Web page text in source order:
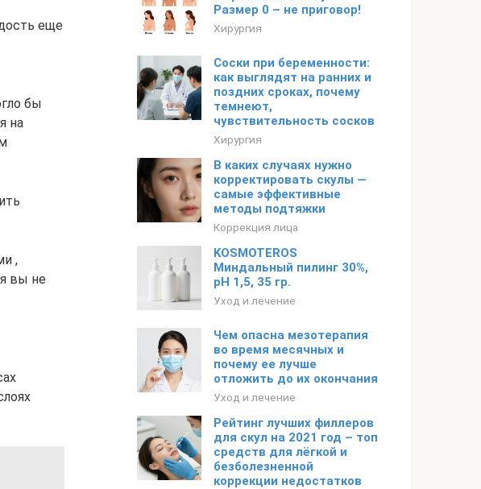
еще
бы
на
,
вы не
Размер 0 – не приговор!
Хирургия
Соски при беременности:
как выглядят на ранних и
поздних сроках, почему
темнеют,
чувствительность сосков
Хирургия
В каких случаях нужно
корректировать скулы —
самые эффективные
методы подтяжки
Коррекция лица
KOSMOTEROS
Миндальный пилинг 30%,
рН 1,5, 35 гр.
Уход и лечение
Чем опасна мезотерапия
во время месячных и
почему ее лучше
отложить до их окончания
Уход и лечение
Рейтинг лучших филлеров
для скул на 2021 год – топ
средств для лёгкой и
безболезненной
коррекции недостатков